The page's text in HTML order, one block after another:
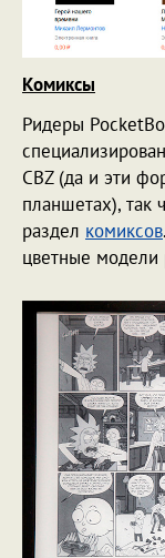
Комиксы
Ридеры
CBZ (да и эти
планшетах), так
раздел комиксов
цветные модели